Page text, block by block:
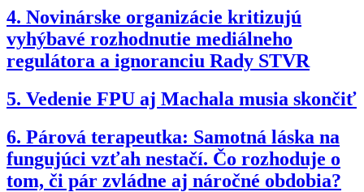
4. Novinárske organizácie kritizujú
vyhýbavé rozhodnutie mediálneho
regulátora a ignoranciu Rady STVR
5. Vedenie FPU aj Machala musia skončiť
6. Párová terapeutka: Samotná láska na
fungujúci vzťah nestačí. Čo rozhoduje o
tom, či pár zvládne aj náročné obdobia?